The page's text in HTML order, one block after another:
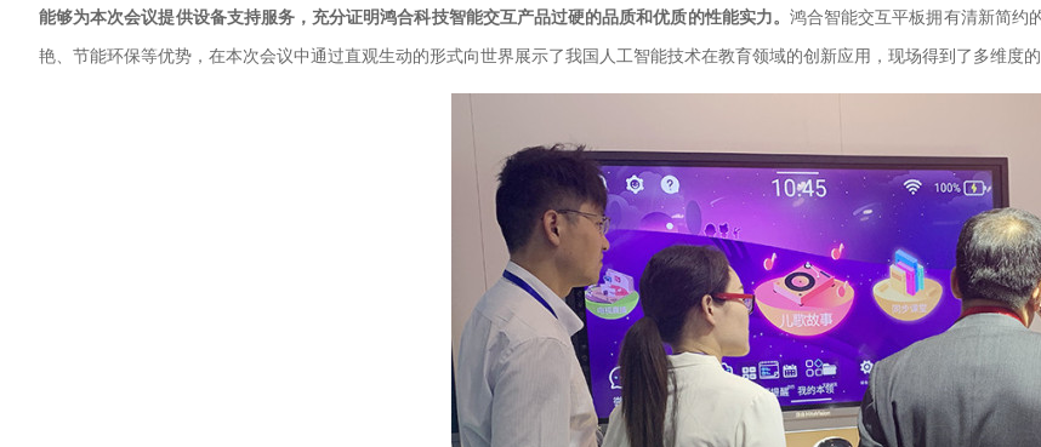
能够为本次会议提供设备支持服务，充分证明鸿合科技智能交互产品过硬的品质和优质的性能实力。 鸿合智能交互平板拥有清新简约
艳、节能环保等优势，在本次会议中通过直观生动的形式向世界展示了我国人工智能技术在教育领域的创新应用，现场得到了多维度